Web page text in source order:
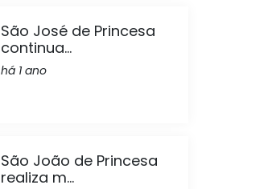
São José de Princesa
continua...
há 1 ano
São João de Princesa
realiza m...